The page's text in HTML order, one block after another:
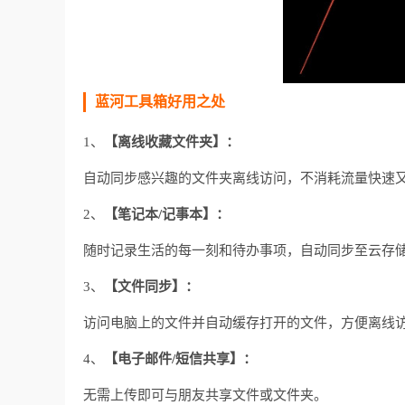
蓝河工具箱好用之处
1、 【离线收藏文件夹】：
自动同步感兴趣的文件夹离线访问，不消耗流量快速
2、 【笔记本/记事本】：
随时记录生活的每一刻和待办事项，自动同步至云存储
3、 【文件同步】：
访问电脑上的文件并自动缓存打开的文件，方便离线访
4、 【电子邮件/短信共享】：
无需上传即可与朋友共享文件或文件夹。